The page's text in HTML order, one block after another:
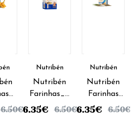
6.50€
Nutribén
Nutribén
Farinhas_8
Cereais &
6.35€ 6.50€
Nutribén
Nutribén
Farinhas
Crescimento
6.35€ 6.50€